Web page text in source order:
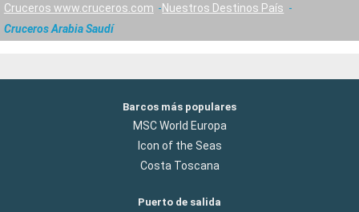
Cruceros www.cruceros.com
Nuestros Destinos País
Cruceros Arabia Saudí
Barcos más populares
MSC World Europa
Icon of the Seas
Costa Toscana
Puerto de salida